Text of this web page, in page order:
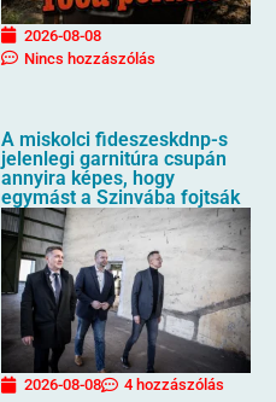
2026-08-08
Nincs hozzászólás
A miskolci fideszeskdnp-s
jelenlegi garnitúra csupán
annyira képes, hogy
egymást a Szinvába fojtsák
2026-08-08 4 hozzászólás